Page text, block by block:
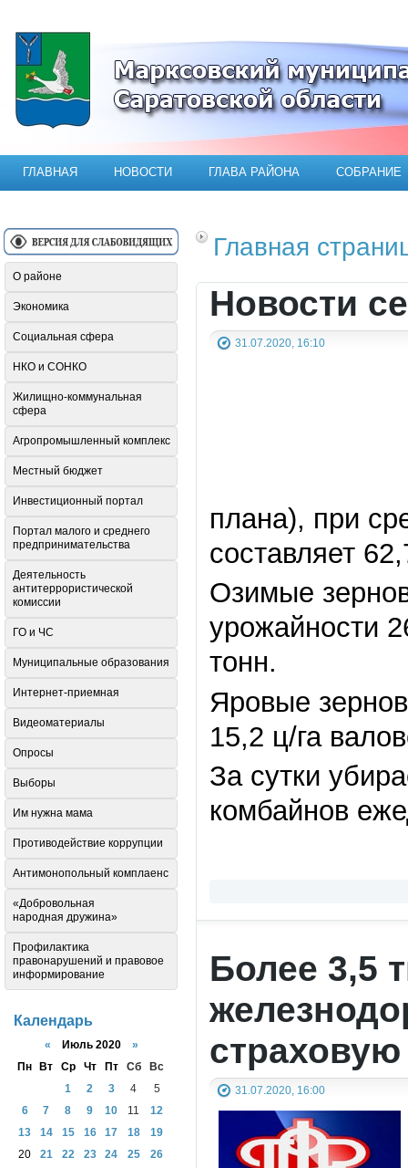
Официальный сайт Марксовского
ГЛАВНАЯ НОВОСТИ ГЛАВА РАЙОНА СОБРАНИЕ
Главная
Новости
31.07.2020, 16:10
плана), при
составляет
Озимые
урожайности
тонн.
Яровые
15,2 ц/га
За сутки
комбайнов
Более 3,5
31.07.2020, 16:00
О районе
Экономика
Социальная сфера
НКО и СОНКО
Жилищно-коммунальная
сфера
Агропромышленный комплекс
Местный бюджет
Инвестиционный портал
Портал малого и среднего
предпринимательства
Деятельность
антитеррористической
комиссии
ГО и ЧС
Муниципальные образования
Интернет-приемная
Видеоматериалы
Опросы
Выборы
Им нужна мама
Противодействие коррупции
Антимонопольный комплаенс
«Добровольная
народная дружина»
Профилактика
правонарушений и правовое
информирование
Календарь
« Июль 2020 »
Пн
Вт Ср Чт Пт Сб
Вс
1
2 3 4
5
6
7 8 9 10 11
12
13
14 15 16 17 18
19
20
21 22 23 24 25
26